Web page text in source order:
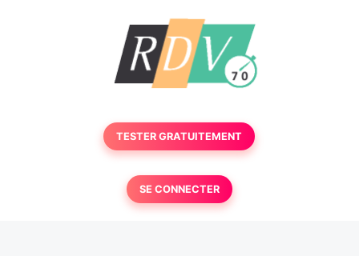
TESTER GRATUITEMENT
SE CONNECTER